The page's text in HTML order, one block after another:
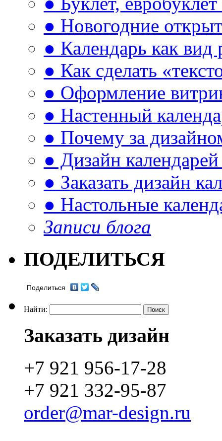
● Новогодние
● Календарь как вид
● Как сделать
● Оформление
● Настенный
● Почему за
● Дизайн
● Заказать дизайн
● Настольные
Записи блога
ПОДЕЛИТЬСЯ
Поделиться
Найти:
Заказать дизайн
+7 921 956-17-28
+7 921 332-95-87
order@mar-design.ru